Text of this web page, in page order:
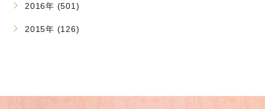
2016年 (501)
2015年 (126)